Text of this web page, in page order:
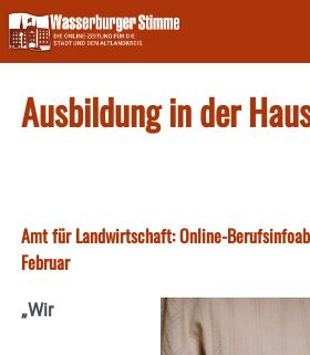
Skip
to
content
Ausbildung in der
Amt für Landwirtschaft: Online-
Februar
„Wir